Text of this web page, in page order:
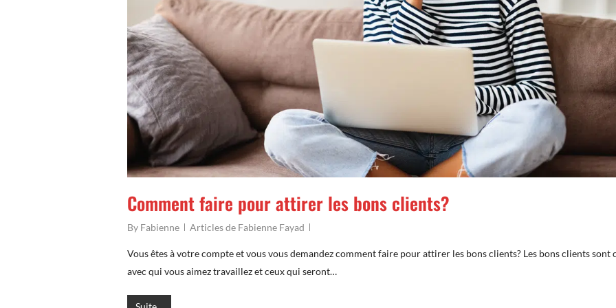
Comment faire pour attirer les bons clients?
By Fabienne Articles de Fabienne Fayad
Vous êtes à votre compte et vous vous demandez comment faire pour attirer les bons clients? Les bons clients sont
avec qui vous aimez travaillez et ceux qui seront…